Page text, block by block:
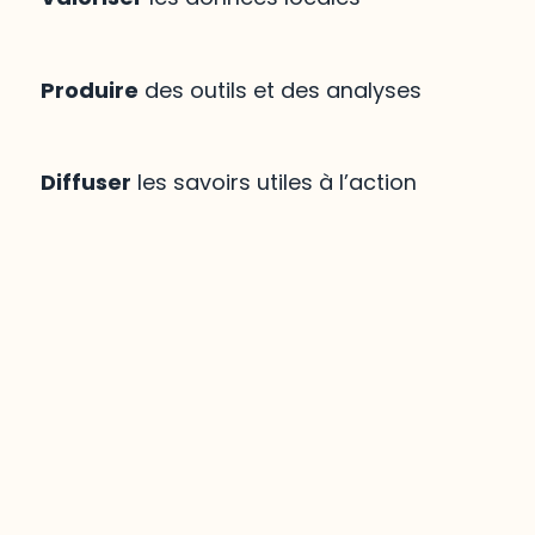
Produire des outils et des analyses
Diffuser les savoirs utiles à l’action